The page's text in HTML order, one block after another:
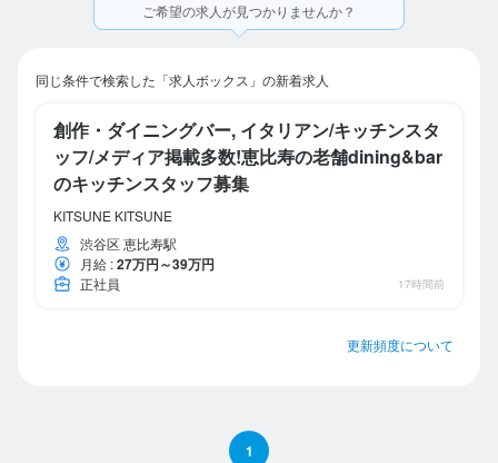
ご希望の求人が見つかりませんか？
同じ条件で検索した「求人ボックス」の新着求人
創作・ダイニングバー, イタリアン/キッチンスタ
ッフ/メディア掲載多数!恵比寿の老舗dining&bar
のキッチンスタッフ募集
KITSUNE KITSUNE
渋谷区 恵比寿駅
月給 :27万円～39万円
正社員 17時間前
更新頻度について
1